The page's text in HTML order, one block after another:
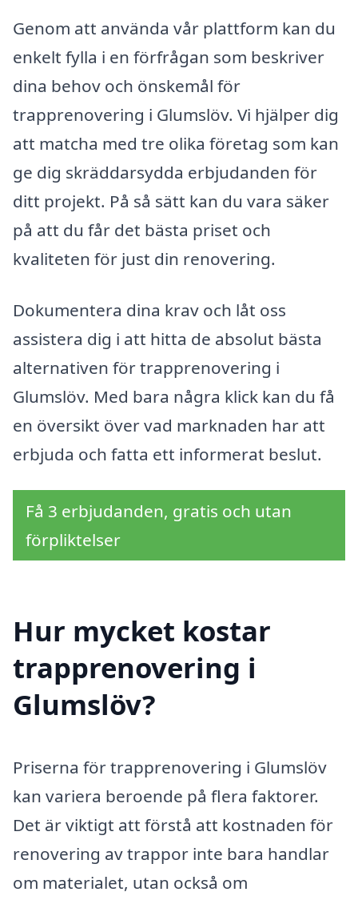
Genom att använda vår plattform kan du
enkelt fylla i en förfrågan som beskriver
dina behov och önskemål för
trapprenovering i Glumslöv. Vi hjälper dig
att matcha med tre olika företag som kan
ge dig skräddarsydda erbjudanden för
ditt projekt. På så sätt kan du vara säker
på att du får det bästa priset och
kvaliteten för just din renovering.
Dokumentera dina krav och låt oss
assistera dig i att hitta de absolut bästa
alternativen för trapprenovering i
Glumslöv. Med bara några klick kan du få
en översikt över vad marknaden har att
erbjuda och fatta ett informerat beslut.
Få 3 erbjudanden, gratis och utan
förpliktelser
Hur mycket kostar
trapprenovering i
Glumslöv?
Priserna för trapprenovering i Glumslöv
kan variera beroende på flera faktorer.
Det är viktigt att förstå att kostnaden för
renovering av trappor inte bara handlar
om materialet, utan också om